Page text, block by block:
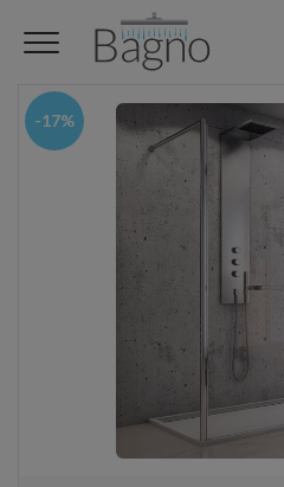
-17%